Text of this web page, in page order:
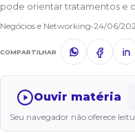
pode orientar tratamentos e
Negócios e Networking•24/06/
COMPARTILHAR
Ouvir matéria
Seu navegador não oferece